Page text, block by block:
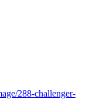
288-challenger-